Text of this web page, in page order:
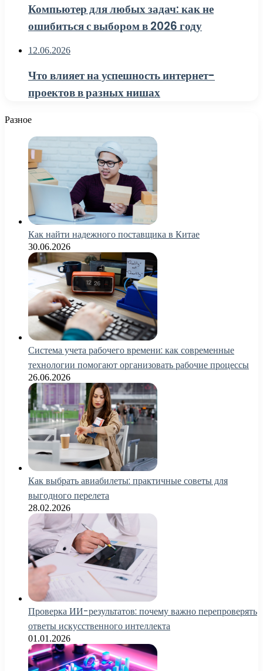
Компьютер для любых задач: как не
ошибиться с выбором в 2026 году
12.06.2026
Что влияет на успешность интернет-
проектов в разных нишах
Разное
Как найти надежного поставщика в Китае
30.06.2026
Система учета рабочего времени: как современные
технологии помогают организовать рабочие процессы
26.06.2026
Как выбрать авиабилеты: практичные советы для
выгодного перелета
28.02.2026
Проверка ИИ-результатов: почему важно перепроверять
ответы искусственного интеллекта
01.01.2026